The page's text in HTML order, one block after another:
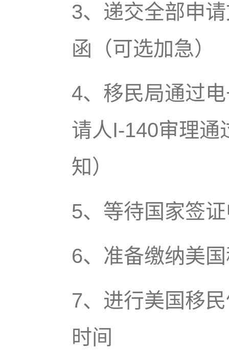
3、递交全部申
函（可选加急）
4、移民局通过
请人I-140审理通
知）
5、等待国家签
6、准备缴纳美
7、进行美国移
时间